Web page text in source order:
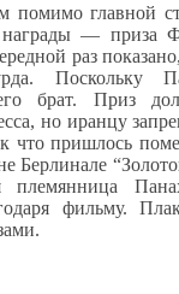
помимо главной
награды —
раз
Поскольку
брат. Приз
но иранцу
что пришлось
Берлинале
племянница
фильму.